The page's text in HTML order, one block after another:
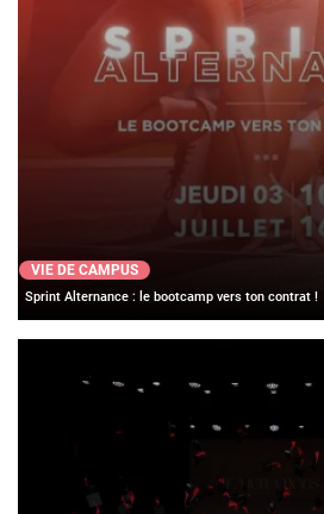
VIE DE CAMPUS
Sprint Alternance : le bootcamp vers ton contrat !